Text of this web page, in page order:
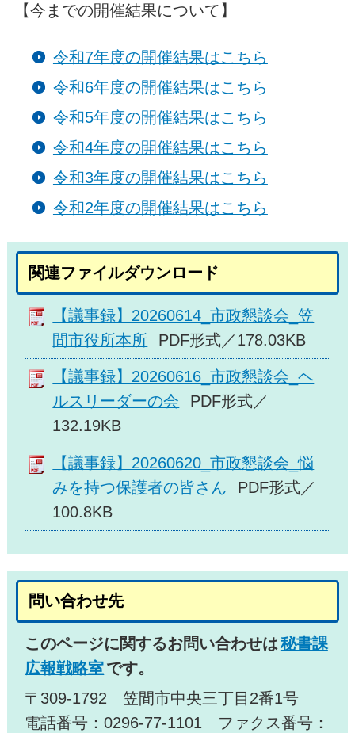
【今までの開催結果について】
令和7年度の開催結果はこちら
令和6年度の開催結果はこちら
令和5年度の開催結果はこちら
令和4年度の開催結果はこちら
令和3年度の開催結果はこちら
令和2年度の開催結果はこちら
関連ファイルダウンロード
【議事録】20260614_市政懇談会_笠
間市役所本所
PDF形式／178.03KB
【議事録】20260616_市政懇談会_ヘ
ルスリーダーの会
PDF形式／
132.19KB
【議事録】20260620_市政懇談会_悩
みを持つ保護者の皆さん
PDF形式／
100.8KB
問い合わせ先
このページに関するお問い合わせは秘書課
広報戦略室です。
〒309-1792 笠間市中央三丁目2番1号
電話番号：0296-77-1101 ファクス番号：